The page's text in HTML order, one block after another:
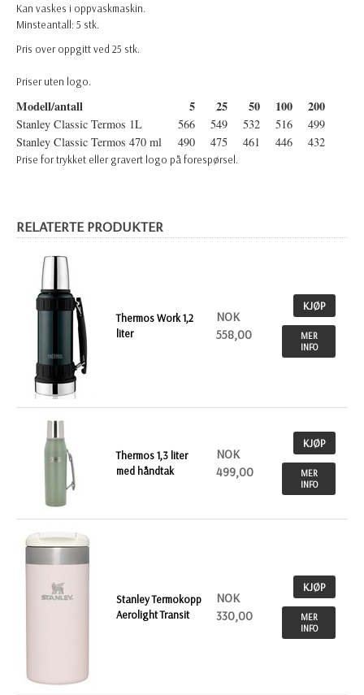
Kan vaskes i oppvaskmaskin.
Minsteantall: 5 stk.
Pris over oppgitt ved 25 stk.
Priser uten logo.
Modell/antall 5 25 50 100 200
Stanley Classic Termos 1L 566 549 532 516
499
Stanley Classic Termos 470 ml
490 475 461 446 432
Prise for trykket eller gravert logo på forespørsel.
RELATERTE PRODUKTER
Thermos Work 1,2
liter
NOK
558,00
KJØP
MER
INFO
Thermos 1,3 liter
med håndtak
NOK
499,00
KJØP
MER
INFO
Stanley Termokopp
Aerolight Transit
NOK
330,00
KJØP
MER
INFO